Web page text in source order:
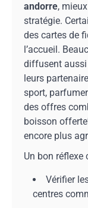
andorre,
stratégie.
des cartes de
l’accueil.
diffusent aussi
leurs
sport,
des offres
boisson
encore plus
Un bon réflexe
Vérifier
centres